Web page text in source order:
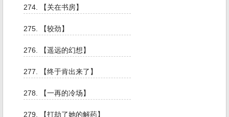
274. 【关在书房】
275. 【较劲】
276. 【遥远的幻想】
277. 【终于肯出来了】
278. 【一再的冷场】
279. 【打劫了她的解药】